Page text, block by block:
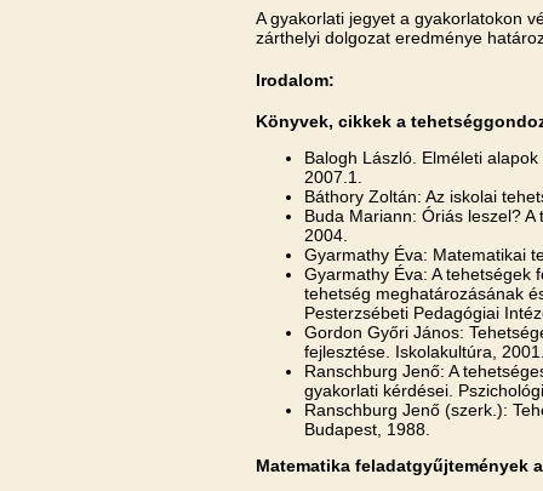
A gyakorlati jegyet a gyakorlatokon
zárthelyi dolgozat eredménye
Irodalom:
Könyvek, cikkek a
Balogh László. Elméleti
2007.1.
Báthory Zoltán: Az iskolai
Buda Mariann: Óriás leszel?
2004.
Gyarmathy Éva: Matematikai
Gyarmathy Éva: A tehetségek
tehetség meghatározásának
Pesterzsébeti Pedagógiai
Gordon Győri János:
fejlesztése. Iskolakultúra,
Ranschburg Jenő: A
gyakorlati kérdései.
Ranschburg Jenő (szerk.):
Budapest, 1988.
Matematika feladatgyűjtemények